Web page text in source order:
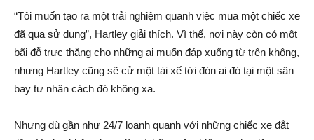
“Tôi muốn tạo ra một trải nghiệm quanh việc mua một chiếc xe
đã qua sử dụng”, Hartley giải thích. Vì thế, nơi này còn có một
bãi đỗ trực thăng cho những ai muốn đáp xuống từ trên không,
nhưng Hartley cũng sẽ cử một tài xế tới đón ai đó tại một sân
bay tư nhân cách đó không xa.
Nhưng dù gần như 24/7 loanh quanh với những chiếc xe đắt